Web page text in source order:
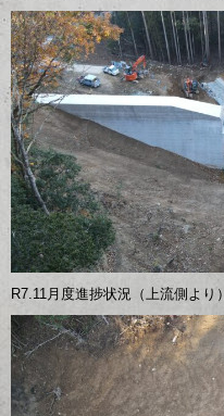
R7.11月度進捗状況（上流側より）